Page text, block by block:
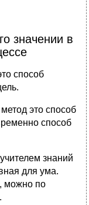
значении в
способ
это способ
способ
знаний
для ума.
можно по